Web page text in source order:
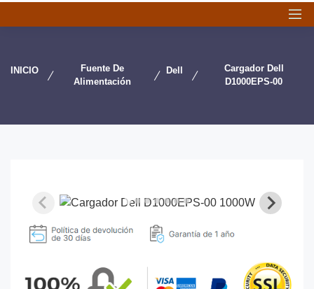
INICIO
Fuente De
Alimentación
Dell
Cargador Dell
D1000EPS-00